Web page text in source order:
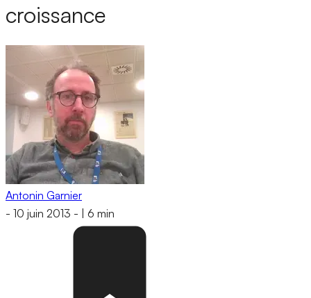
croissance
Antonin Garnier
- 10 juin 2013 - 6 min